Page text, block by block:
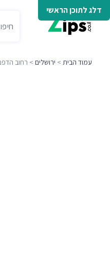
דלג לתוכן הראשי
עמוד הבית > ירושלים > רחוב